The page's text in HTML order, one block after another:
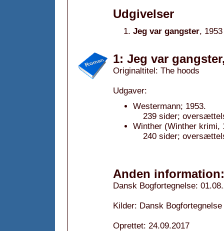
Udgivelser
Jeg var gangster, 1953
1: Jeg var
Originaltitel: The hoods
Udgaver:
Westermann; 1953.
239 sider;
Winther (Winther krimi,
240 sider;
Anden information:
Dansk Bogfortegnelse:
Kilder: Dansk Bogfortegnelse
Oprettet: 24.09.2017